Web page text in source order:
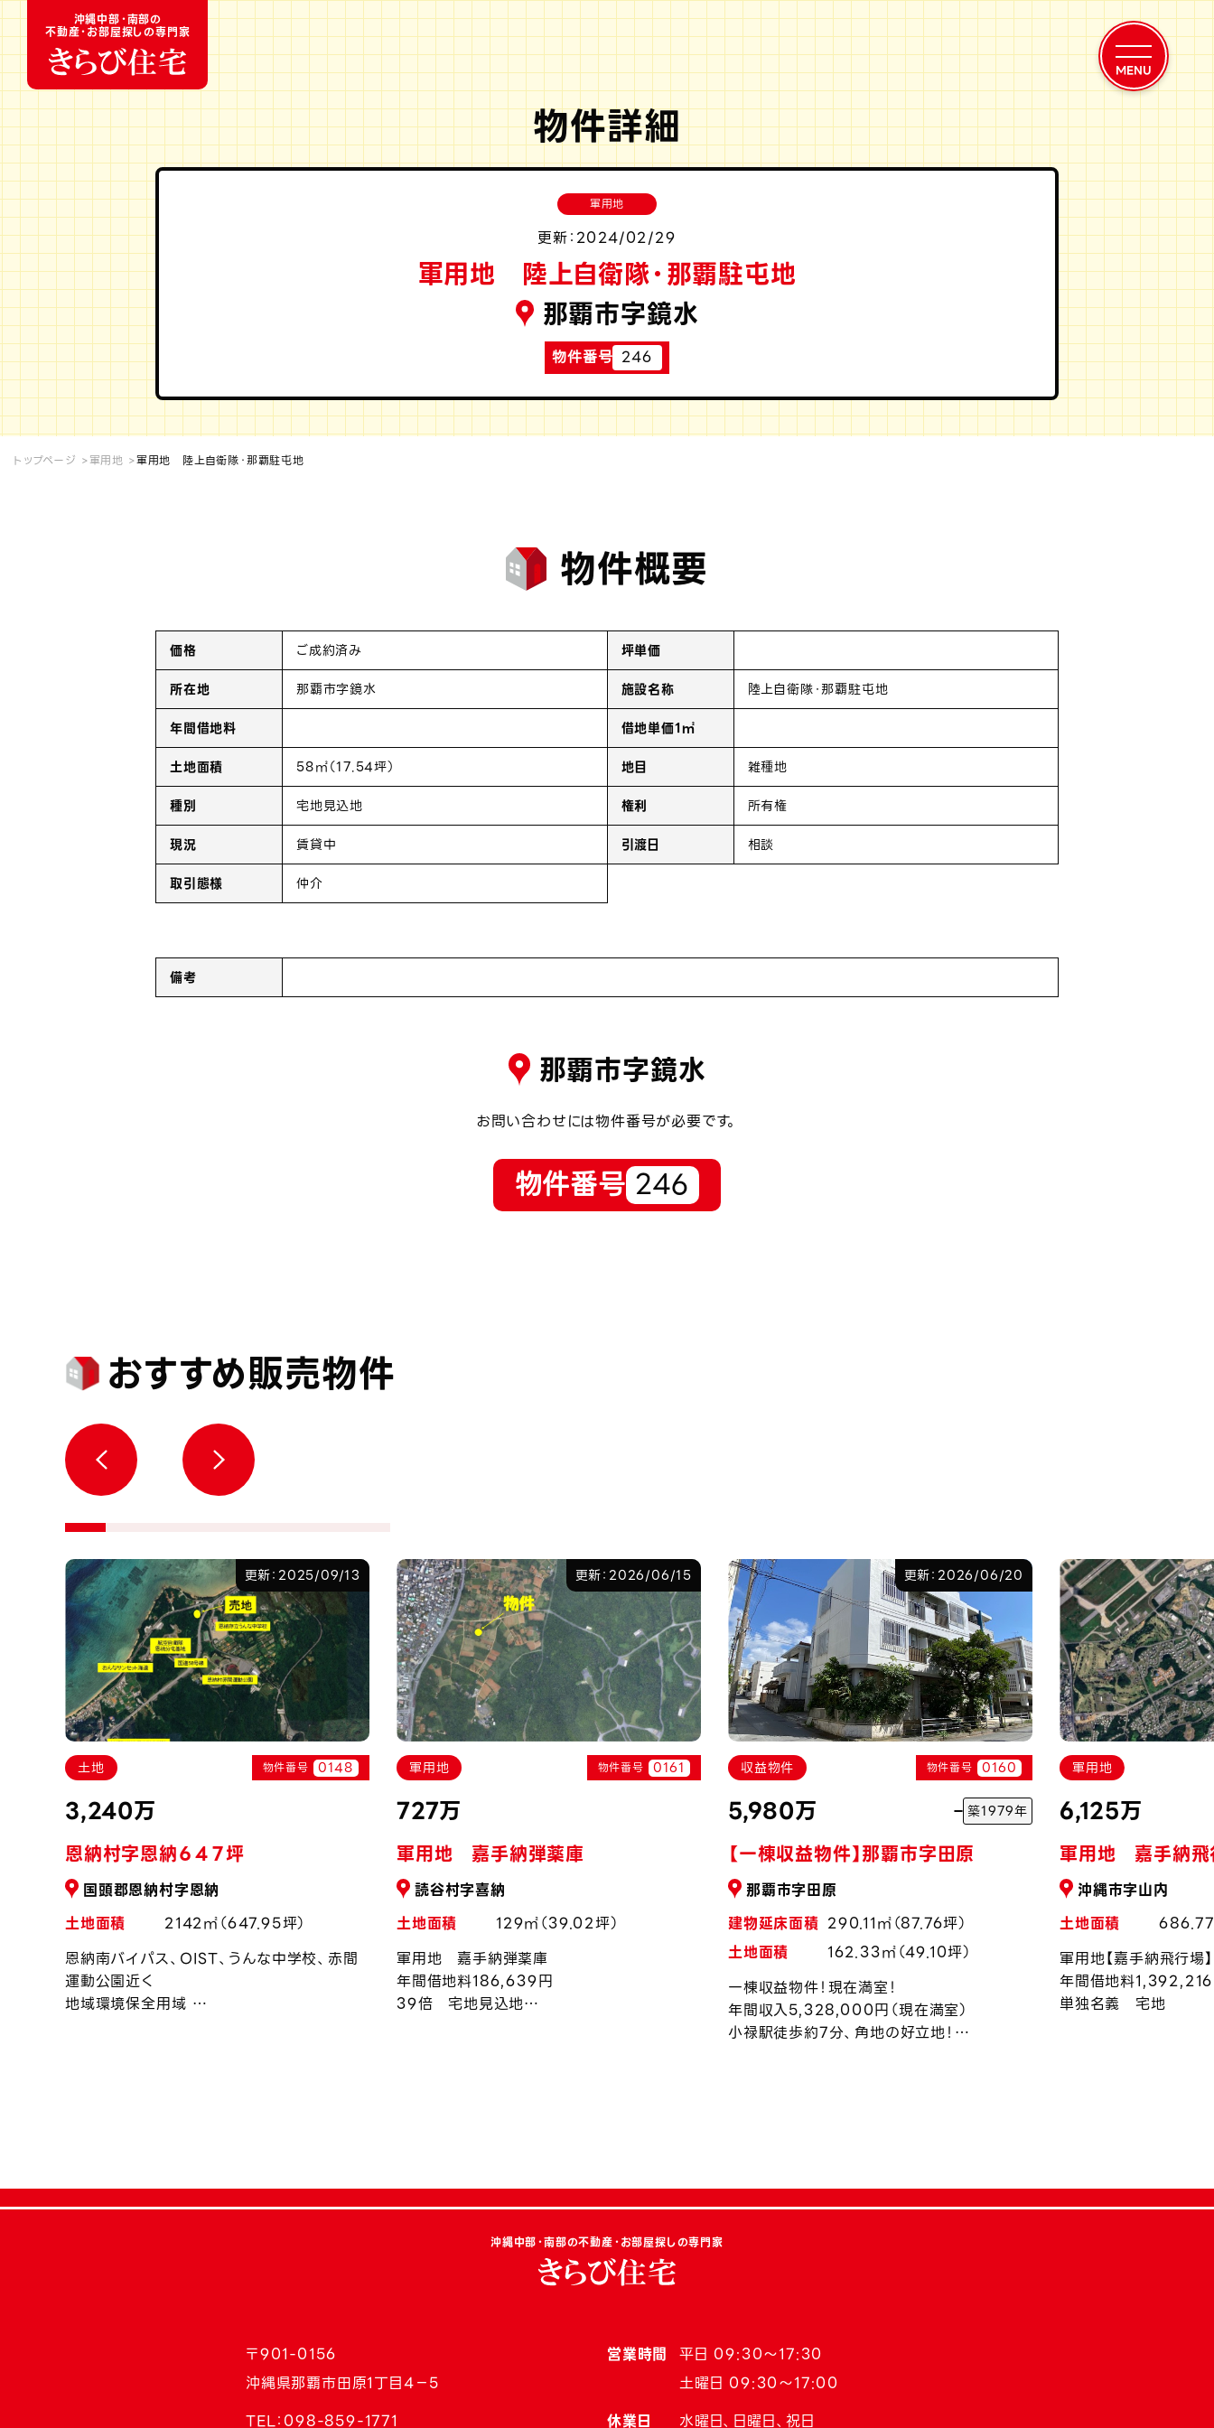
沖縄中部・南部の
不動産・お部屋探しの専門家
物件詳細
軍用地
更新：2024/02/29
軍用地 陸上自衛隊・那覇駐屯地
那覇市字鏡水
物件番号 246
トップページ 軍用地 軍用地 陸上自衛隊・那覇駐屯地
物件概要
価格 ご成約済み
坪単価
所在地
那覇市字鏡水 施設名称
陸上自衛隊・那覇駐屯地
年間借地料
借地単価1㎡
土地面積
58㎡（17.54坪） 地目
雑種地
種別
宅地見込地 権利
所有権
現況
賃貸中 引渡日
相談
取引態様
仲介
備考
那覇市字鏡水
お問い合わせには物件番号が必要です。
物件番号 246
おすすめ販売物件
更新：2025/09/13
土地 物件番号 0148
3,240万
恩納村字恩納６４７坪
国頭郡恩納村字恩納
土地面積
2142㎡（647.95坪）
恩納南バイパス、OIST、うんな中学校、赤間
運動公園近く
地域環境保全用域
更新：2026/06/15
軍用地 物件番号 0161
727万
軍用地 嘉手納弾薬庫
読谷村字喜納
土地面積
129㎡（39.02坪）
軍用地 嘉手納弾薬庫
年間借地料186,639円
39倍 宅地見込地
更新：2026/06/20
収益物件 物件番号 0160
5,980万 築1979年
【一棟収益物件】那覇市字田原
那覇市字田原
建物延床面積 290.11㎡（87.76坪）
土地面積
162.33㎡（49.10坪）
一棟収益物件！現在満室！
年間収入5,328,000円（現在満室）
小禄駅徒歩約7分、角地の好立地！
軍用地
6,125万
軍用地 嘉手納飛
沖縄市字山内
土地面積
686.77
軍用地【嘉手納飛行場】
年間借地料
単独名義 宅地
沖縄中部・南部の不動産・お部屋探しの専門家
〒901-0156
沖縄県那覇市田原1丁目4−5
TEL： 098-859-1771
営業時間 平日 09:30〜17:30
土曜日 09:30〜17:00
休業日
水曜日、日曜日、祝日